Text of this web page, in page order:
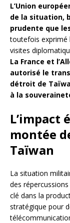
L’Union
de la situation,
prudente que
toutefois exprimé
visites
La France et
autorisé le
détroit de
à la
L’impact
montée
Taïwan
La situation
des
clé dans la
stratégique pour